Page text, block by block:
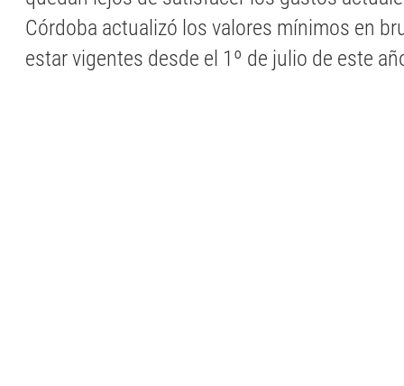
Córdoba actualizó los valores mínimos en
estar vigentes desde el 1º de julio de este